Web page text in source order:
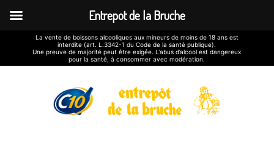
La vente de boissons alcooliques aux mineurs de moins de 18 ans est
interdite (art. L.3342-1 du Code de la santé publique).
Une preuve de majorité peut être exigée. L’abus d’alcool est dangereux
pour la santé, à consommer avec modération.
Entrepot de la Bruche